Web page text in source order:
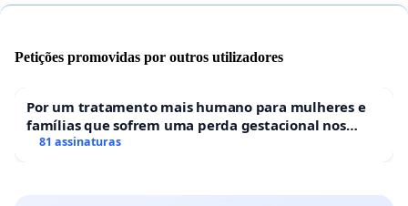
comissão representativa dos pais signatários, para
por acordo, a valores compatíveis com os termos
legais, para as mensalidades escolares dessa
instituição.
Petições promovidas por outros utilizadores
Por um tratamento mais humano para mulheres e
famílias que sofrem uma perda gestacional nos
hospitais portugueses
81 assinaturas